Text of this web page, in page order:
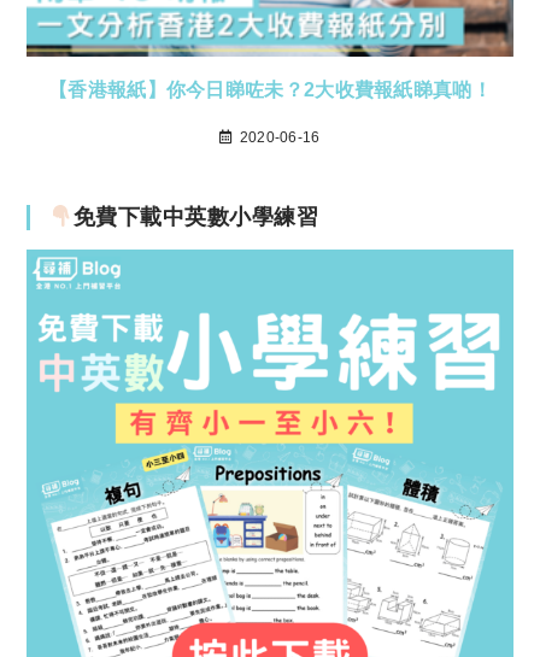
【香港報紙】你今日睇咗未？2大收費報紙睇真啲！
2020-06-16
免費下載中英數小學練習